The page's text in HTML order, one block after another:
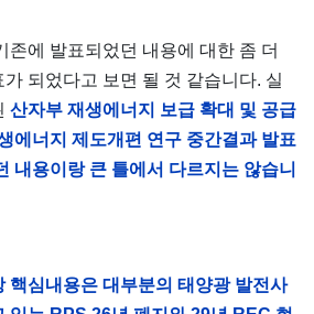
존에 발표되었던 내용에 대한 좀 더
되었다고 보면 될 것 같습니다. 실
산자부 재생에너지 보급 확대 및 공급
에너지 제도개편 연구 중간결과 발표
내용이랑 큰 틀에서 다르지는 않습니
핵심내용은 대부분의 태양광 발전사